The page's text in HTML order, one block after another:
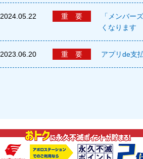
2024.05.22 重 要
「メンバー
くなります
2023.06.20 重 要 アプリde支